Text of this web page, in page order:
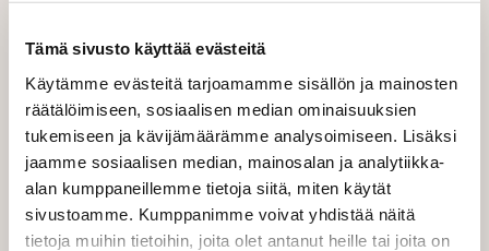
Tämä sivusto käyttää evästeitä
Käytämme evästeitä tarjoamamme sisällön ja mainosten
räätälöimiseen, sosiaalisen median ominaisuuksien
tukemiseen ja kävijämäärämme analysoimiseen. Lisäksi
jaamme sosiaalisen median, mainosalan ja analytiikka-
alan kumppaneillemme tietoja siitä, miten käytät
sivustoamme. Kumppanimme voivat yhdistää näitä
tietoja muihin tietoihin, joita olet antanut heille tai joita on
LISÄÄ OSTOSKORIIN
Valitse mukaan ompelupalvelu
(sis. työn ja tarvikkeet)